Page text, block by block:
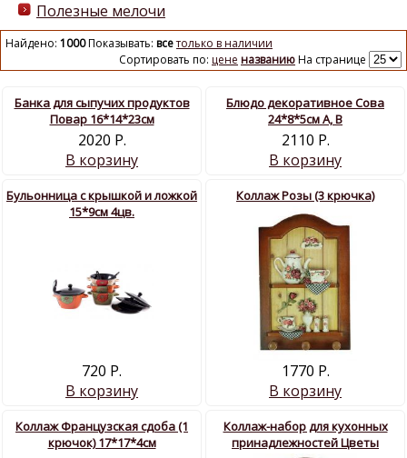
Полезные мелочи
Найдено: 1000Показывать: всетолько в наличии
Сортировать по: цене названиюНа странице
Банка для сыпучих продуктов
Повар 16*14*23см
2020 Р.
В корзину
Блюдо декоративное Сова
24*8*5см A, B
2110 Р.
В корзину
Бульонница с крышкой и ложкой
15*9см 4цв.
720 Р.
В корзину
Коллаж Розы (3 крючка)
1770 Р.
В корзину
Коллаж Французская сдоба (1
крючок) 17*17*4см
Коллаж-набор для кухонных
принадлежностей Цветы